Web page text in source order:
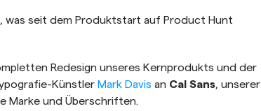
was seit dem Produktstart auf Product Hunt
Redesign unseres Kernprodukts und der
Künstler Mark Davis an Cal Sans, unserer
Marke und Überschriften.